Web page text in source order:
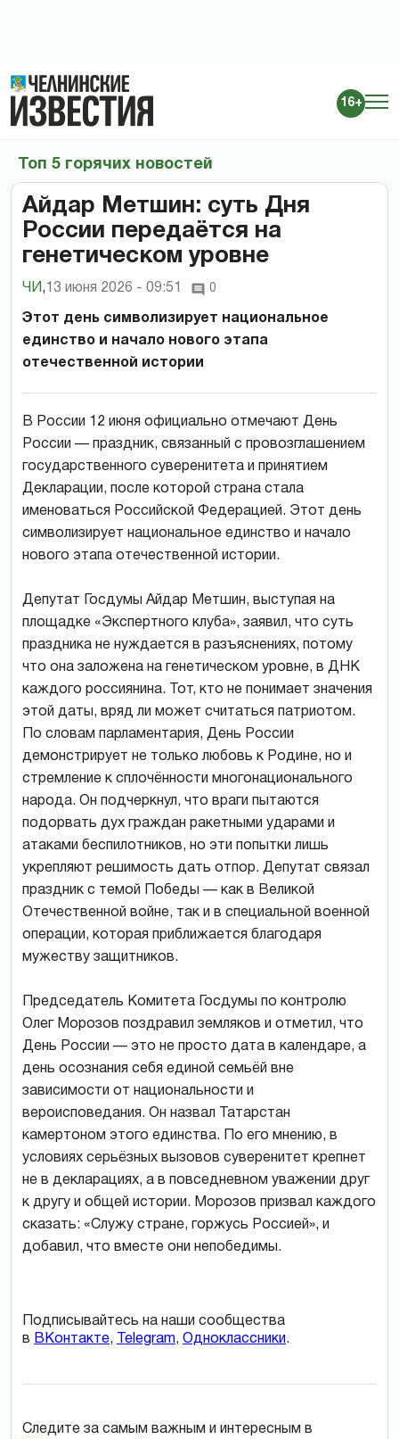
16+
Топ 5 горячих новостей
Айдар Метшин: суть Дня
России передаётся на
генетическом уровне
ЧИ , 13 июня 2026 - 09:51 0
Этот день символизирует национальное
единство и начало нового этапа
отечественной истории
В России 12 июня официально отмечают День
России — праздник, связанный с провозглашением
государственного суверенитета и принятием
Декларации, после которой страна стала
именоваться Российской Федерацией. Этот день
символизирует национальное единство и начало
нового этапа отечественной истории.
Депутат Госдумы Айдар Метшин, выступая на
площадке «Экспертного клуба», заявил, что суть
праздника не нуждается в разъяснениях, потому
что она заложена на генетическом уровне, в ДНК
каждого россиянина. Тот, кто не понимает значения
этой даты, вряд ли может считаться патриотом.
По словам парламентария, День России
демонстрирует не только любовь к Родине, но и
стремление к сплочённости многонационального
народа. Он подчеркнул, что враги пытаются
подорвать дух граждан ракетными ударами и
атаками беспилотников, но эти попытки лишь
укрепляют решимость дать отпор. Депутат связал
праздник с темой Победы — как в Великой
Отечественной войне, так и в специальной военной
операции, которая приближается благодаря
мужеству защитников.
Председатель Комитета Госдумы по контролю
Олег Морозов поздравил земляков и отметил, что
День России — это не просто дата в календаре, а
день осознания себя единой семьёй вне
зависимости от национальности и
вероисповедания. Он назвал Татарстан
камертоном этого единства. По его мнению, в
условиях серьёзных вызовов суверенитет крепнет
не в декларациях, а в повседневном уважении друг
к другу и общей истории. Морозов призвал каждого
сказать: «Служу стране, горжусь Россией», и
добавил, что вместе они непобедимы.
Подписывайтесь на наши сообщества
в ВКонтакте, Telegram, Одноклассники.
Следите за самым важным и интересным в